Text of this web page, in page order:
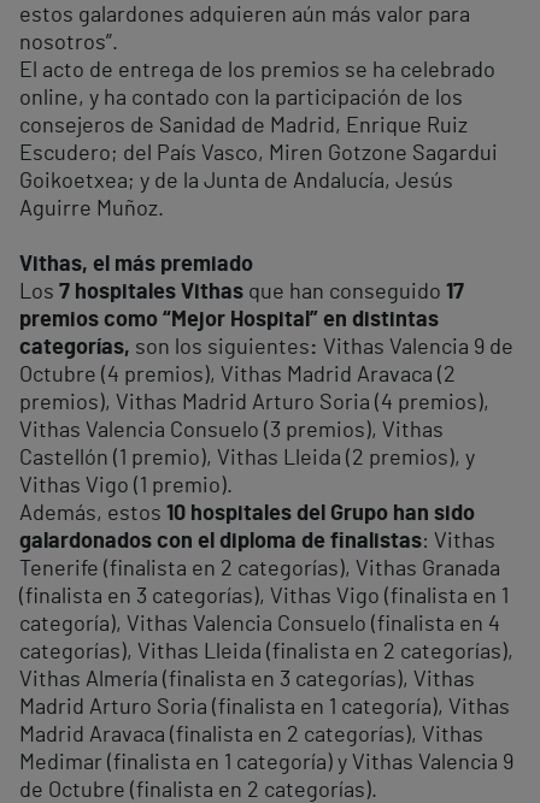
estos galardones adquieren aún más valor para
nosotros”.
El acto de entrega de los premios se ha celebrado
online, y ha contado con la participación de los
consejeros de Sanidad de Madrid, Enrique Ruiz
Escudero; del País Vasco, Miren Gotzone Sagardui
Goikoetxea; y de la Junta de Andalucía, Jesús
Aguirre Muñoz.
Vithas, el más premiado
Los 7 hospitales Vithas que han conseguido 17
premios como “Mejor Hospital” en distintas
categorías, son los siguientes: Vithas Valencia 9 de
Octubre (4 premios), Vithas Madrid Aravaca (2
premios), Vithas Madrid Arturo Soria (4 premios),
Vithas Valencia Consuelo (3 premios), Vithas
Castellón (1 premio), Vithas Lleida (2 premios), y
Vithas Vigo (1 premio).
Además, estos 10 hospitales del Grupo han sido
galardonados con el diploma de finalistas: Vithas
Tenerife (finalista en 2 categorías), Vithas Granada
(finalista en 3 categorías), Vithas Vigo (finalista en 1
categoría), Vithas Valencia Consuelo (finalista en 4
categorías), Vithas Lleida (finalista en 2 categorías),
Vithas Almería (finalista en 3 categorías), Vithas
Madrid Arturo Soria (finalista en 1 categoría), Vithas
Madrid Aravaca (finalista en 2 categorías), Vithas
Medimar (finalista en 1 categoría) y Vithas Valencia 9
de Octubre (finalista en 2 categorías).